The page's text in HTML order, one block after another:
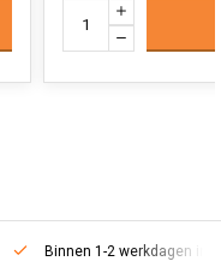
Binnen 1-2 werkdagen in